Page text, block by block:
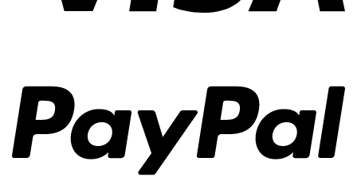
gồm Niken, Nitơ, Crom… Có khả năng chống ăn mòn tuyệt
hơn 10 năm sử dụng trong điều kiện bình thường
Thép không gỉ vi sinh chịu nhiệt cao: Sản phẩm này có thể
sử dụng liên tục ở nhiệt độ 870 độ C, thậm chí có thể chịu
nhiệt đến 925 độ C trong điều kiện bình thường.